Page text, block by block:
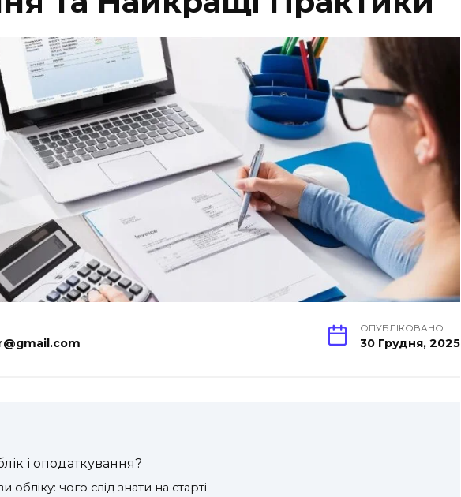
ОПУБЛІКОВАНО
30 Грудня, 2025
і оподаткування?
обліку: чого слід знати на старті